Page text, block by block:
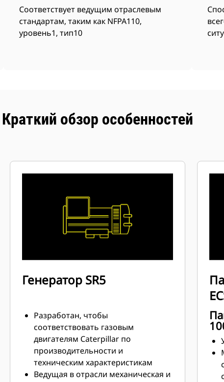
Соответствует ведущим отраслевым
стандартам, таким как NFPA110,
уровень1, тип10
Краткий обзор особенностей
Генератор SR5
Разработан, чтобы
соответствовать газовым
двигателям Caterpillar по
производительности и
техническим характеристикам
Ведущая в отрасли механическая и